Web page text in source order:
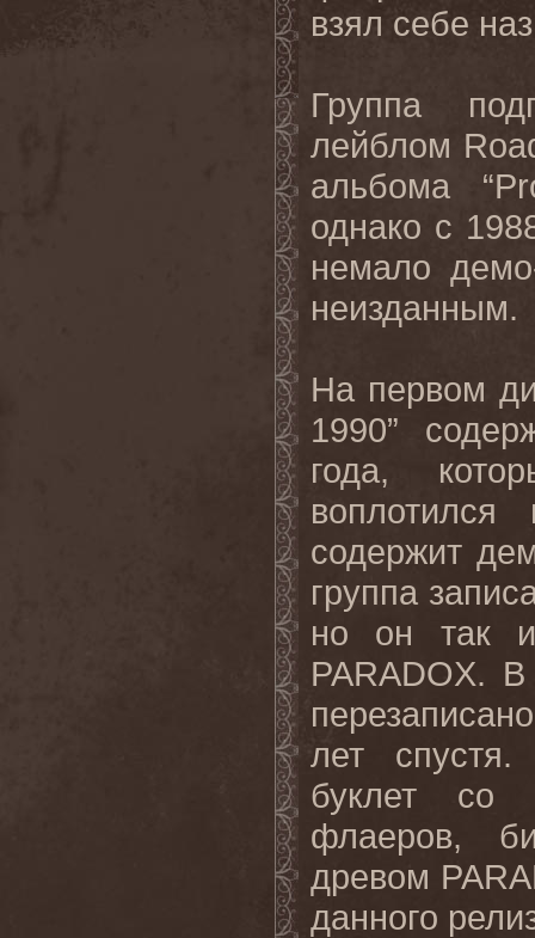
взял себе
Группа
лейблом
альбома “
однако с
немало
неизданным.
На первом
1990”
года,
содержит
группа
но он так
PARADOX. В
лет спустя.
буклет со
флаеров,
древом
данного